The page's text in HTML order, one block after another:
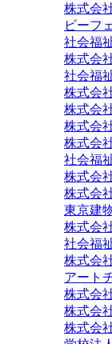
株式会
ビーフ
社会福
株式会
社会福
株式会
株式会
株式会
株式会
社会福
株式会
株式会
東京建
株式会
社会福
株式会
アート
株式会
株式会
株式会